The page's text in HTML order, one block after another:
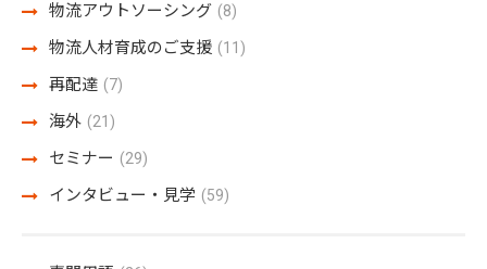
物流アウトソーシング (8)
物流人材育成のご支援 (11)
再配達 (7)
海外 (21)
セミナー (29)
インタビュー・見学 (59)